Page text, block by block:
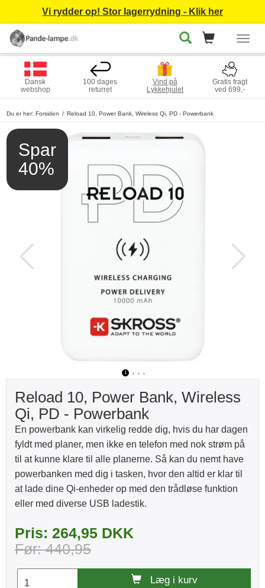
Vi rydder op! Stor lagerrydning - Klik her
Dansk
webshop
100 dages
returret
Vind på
Lykkehjulet
Gratis fragt
ved 699,-
Du er her: Forsiden Reload 10, Power Bank, Wireless Qi, PD - Powerbank
1
Spar
40%
Reload 10, Power Bank, Wireless
Qi, PD - Powerbank
En powerbank kan virkelig redde dig, hvis du har dagen
fyldt med planer, men ikke en telefon med nok strøm på
til at kunne klare til alle planerne. Så kan du nemt have
powerbanken med dig i tasken, hvor den altid er klar til
at lade dine Qi-enheder op med den trådløse funktion
eller med diverse USB ladestik.
Pris: 264,95 DKK
Før: 440,95
Læg i kurv